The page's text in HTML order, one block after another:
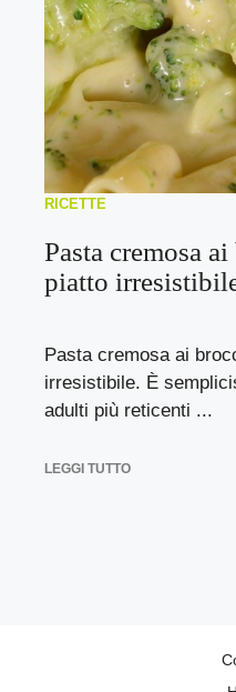
RICETTE
Pasta cremosa
piatto
Pasta cremosa ai
irresistibile. È
adulti più reticenti ...
LEGGI TUTTO